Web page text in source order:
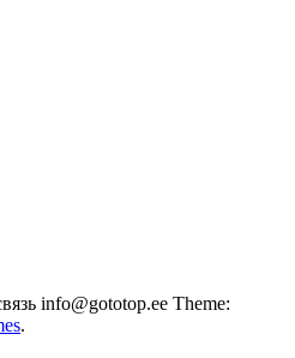
info@gototop.ee Theme:
.